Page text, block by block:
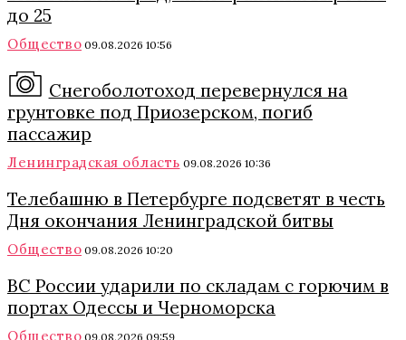
до 25
Общество 09.08.2026 10:56
Снегоболотоход перевернулся на
грунтовке под Приозерском, погиб
пассажир
Ленинградская область 09.08.2026 10:36
Телебашню в Петербурге подсветят в честь
Дня окончания Ленинградской битвы
Общество 09.08.2026 10:20
ВС России ударили по складам с горючим в
портах Одессы и Черноморска
Общество 09.08.2026 09:59